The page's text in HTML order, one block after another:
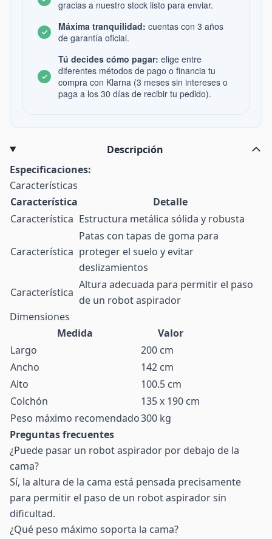
gracias a nuestro stock listo para enviar.
Máxima tranquilidad: cuentas con 3 años
de garantía oficial.
Tú decides cómo pagar: elige entre
diferentes métodos de pago o financia tu
compra con Klarna (3 meses sin intereses o
paga a los 30 días de recibir tu pedido).
Descripción
Especificaciones:
Características
Característica
Detalle
Característica Estructura metálica sólida y robusta
Característica
Patas con tapas de goma para
proteger el suelo y evitar
deslizamientos
Característica
Altura adecuada para permitir el paso
de un robot aspirador
Dimensiones
Medida
Valor
Largo
200 cm
Ancho
142 cm
Alto
100.5 cm
Colchón
135 x 190 cm
Peso máximo recomendado300 kg
Preguntas frecuentes
¿Puede pasar un robot aspirador por debajo de la
cama?
Sí, la altura de la cama está pensada precisamente
para permitir el paso de un robot aspirador sin
dificultad.
¿Qué peso máximo soporta la cama?